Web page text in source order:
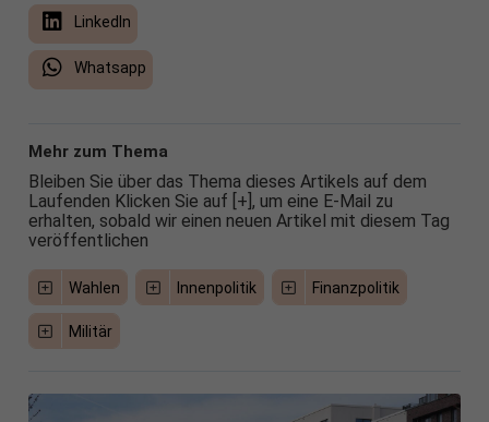
LinkedIn
Whatsapp
Mehr zum Thema
Bleiben Sie über das Thema dieses Artikels auf dem
Laufenden Klicken Sie auf [+], um eine E-Mail zu
erhalten, sobald wir einen neuen Artikel mit diesem Tag
veröffentlichen
Wahlen Innenpolitik Finanzpolitik
Militär